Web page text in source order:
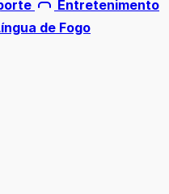
Entretenimento
de Fogo